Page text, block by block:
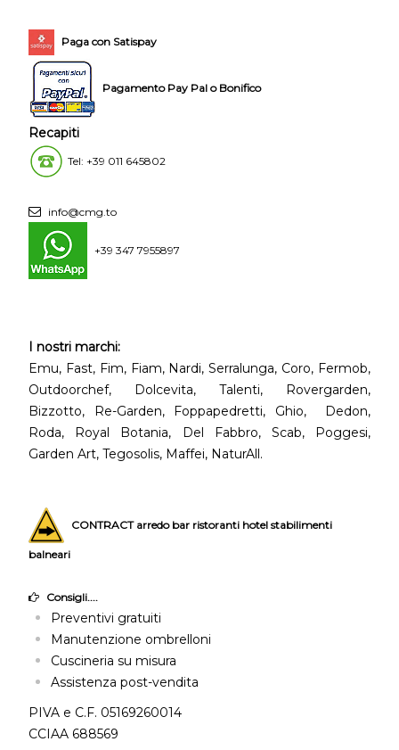
Paga con Satispay
Pagamento Pay Pal o Bonifico
Recapiti
Tel: +39 011 645802
info@cmg.to
+39 347 7955897
I nostri marchi:
Emu, Fast, Fim, Fiam, Nardi, Serralunga, Coro, Fermob,
Outdoorchef, Dolcevita, Talenti, Rovergarden,
Bizzotto, Re-Garden, Foppapedretti, Ghio, Dedon,
Roda, Royal Botania, Del Fabbro, Scab, Poggesi,
Garden Art, Tegosolis, Maffei, NaturAll.
CONTRACT arredo bar ristoranti hotel stabilimenti
balneari
Consigli....
Preventivi gratuiti
Manutenzione ombrelloni
Cuscineria su misura
Assistenza post-vendita
PIVA e C.F. 05169260014
CCIAA 688569